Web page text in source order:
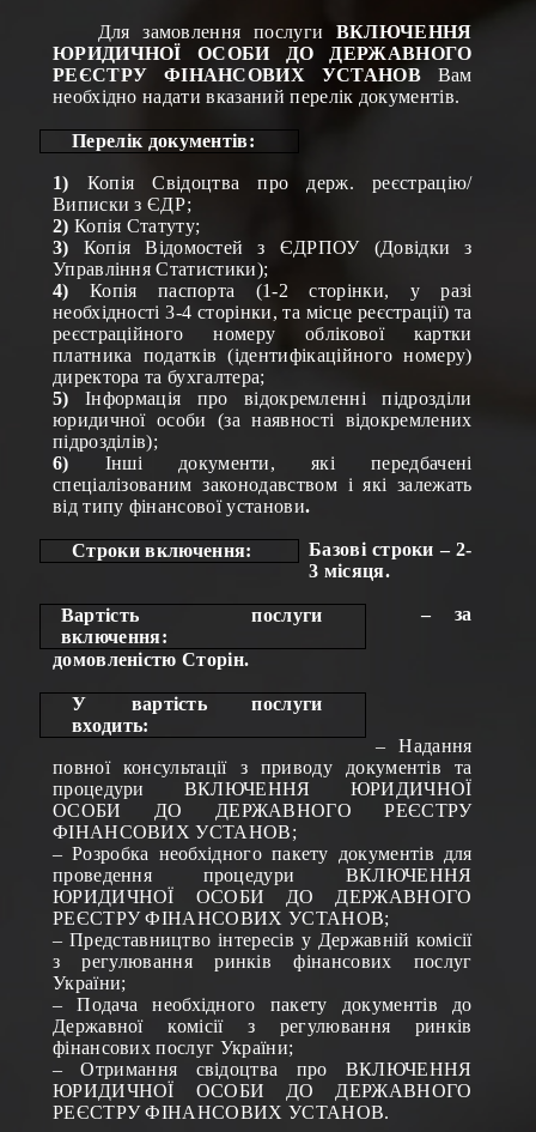
Для замовлення послуги ВКЛЮЧЕННЯ
ЮРИДИЧНОЇ ОСОБИ ДО ДЕРЖАВНОГО
РЕЄСТРУ ФІНАНСОВИХ УСТАНОВ Вам
необхідно надати вказаний перелік документів.
Перелік документів:
1) Копія Свідоцтва про держ. реєстрацію/
Виписки з ЄДР;
2) Копія Статуту;
3) Копія Відомостей з ЄДРПОУ (Довідки з
Управління Статистики);
4) Копія паспорта (1-2 сторінки, у разі
необхідності 3-4 сторінки, та місце реєстрації) та
реєстраційного номеру облікової картки
платника податків(ідентифікаційного номеру)
директора та бухгалтера;
5) Інформація про відокремленні підрозділи
юридичної особи (за наявності відокремлених
підрозділів);
6) Інші документи, які передбачені
спеціалізованим законодавством і які залежать
від типу фінансової установи.
Строки включення:
Базові строки – 2-
3 місяця.
Вартість послуги
включення:
– за
домовленістю Сторін.
У вартість послуги
входить:
– Надання
повної консультації з приводу документів та
процедури ВКЛЮЧЕННЯ ЮРИДИЧНОЇ
ОСОБИ ДО ДЕРЖАВНОГО РЕЄСТРУ
ФІНАНСОВИХ УСТАНОВ;
– Розробка необхідного пакету документів для
проведення процедури ВКЛЮЧЕННЯ
ЮРИДИЧНОЇ ОСОБИ ДО ДЕРЖАВНОГО
РЕЄСТРУ ФІНАНСОВИХ УСТАНОВ;
– Представництво інтересів у Державній комісії
з регулювання ринків фінансових послуг
України;
– Подача необхідного пакету документів до
Державної комісії з регулювання ринків
фінансових послуг України;
– Отримання свідоцтва про ВКЛЮЧЕННЯ
ЮРИДИЧНОЇ ОСОБИ ДО ДЕРЖАВНОГО
РЕЄСТРУ ФІНАНСОВИХ УСТАНОВ.